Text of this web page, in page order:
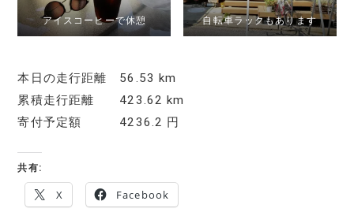
アイスコーヒーで休憩 自転車ラックもあります
本日の走行距離 56.53 km
累積走行距離 423.62 km
寄付予定額 4236.2 円
共有:
X Facebook